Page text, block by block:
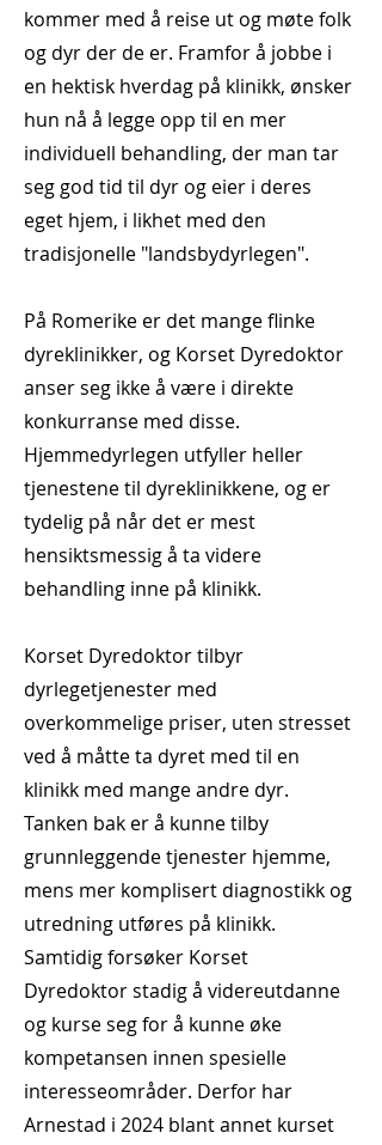
kommer med å reise ut og møte folk
og dyr der de er. Framfor å jobbe i
en hektisk hverdag på klinikk, ønsker
hun nå å legge opp til en mer
individuell behandling, der man tar
seg god tid til dyr og eier i deres
eget hjem, i likhet med den
tradisjonelle "landsbydyrlegen".
På Romerike er det mange flinke
dyreklinikker, og Korset Dyredoktor
anser seg ikke å være i direkte
konkurranse med disse.
Hjemmedyrlegen utfyller heller
tjenestene til dyreklinikkene, og er
tydelig på når det er mest
hensiktsmessig å ta videre
behandling inne på klinikk.
Korset Dyredoktor tilbyr
dyrlegetjenester med
overkommelige priser, uten stresset
ved å måtte ta dyret med til en
klinikk med mange andre dyr.
Tanken bak er å kunne tilby
grunnleggende tjenester hjemme,
mens mer komplisert diagnostikk og
utredning utføres på klinikk.
Samtidig forsøker Korset
Dyredoktor stadig å videreutdanne
og kurse seg for å kunne øke
kompetansen innen spesielle
interesseområder. Derfor har
Arnestad i 2024 blant annet kurset